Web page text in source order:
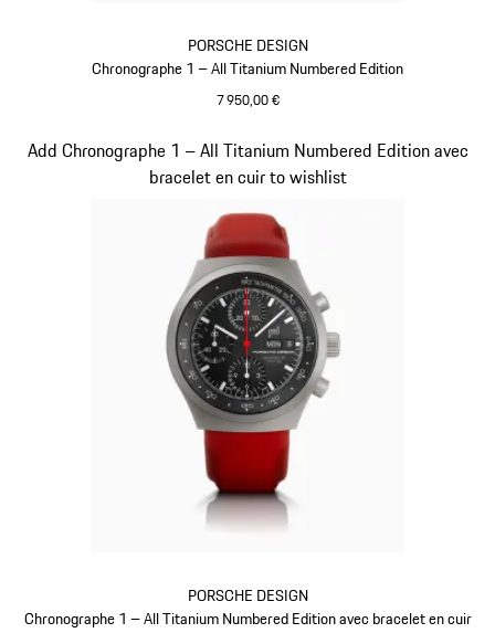
PORSCHE DESIGN
Chronographe 1 – All Titanium Numbered Edition
7 950,00 €
PORSCHE DESIGN
Chronographe 1 – All Titanium Numbered Edition avec bracelet en cuir
Add Chronographe 1 – All Titanium Numbered Edition avec
bracelet en cuir to wishlist
Diapositive 2 sur 5